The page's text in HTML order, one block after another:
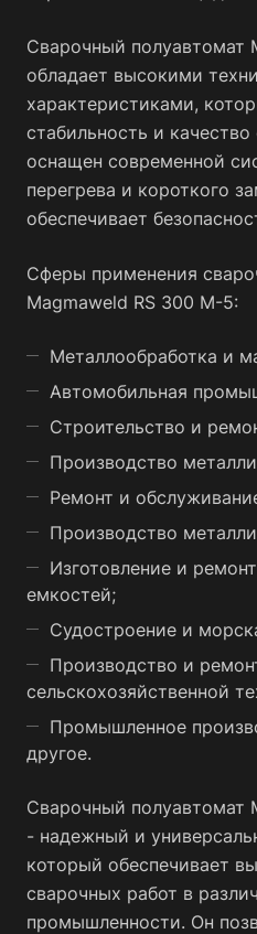
Сварочный полуавтомат
обладает высокими
характеристиками,
стабильность и
оснащен современной
перегрева и короткого
обеспечивает
Сферы применения
Magmaweld RS 300 M-5:
Металлообработка и
Автомобильная
Строительство и
Производство
Ремонт и
Производство
Изготовление и
емкостей;
Судостроение и
Производство и
сельскохозяйственной
Промышленное
другое.
Сварочный полуавтомат
- надежный и
который обеспечивает
сварочных работ в
промышленности. Он